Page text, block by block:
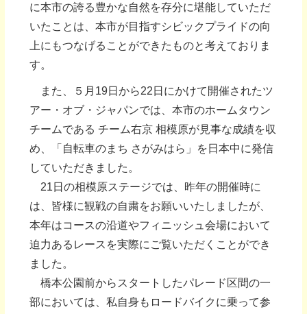
に本市の誇る豊かな自然を存分に堪能していただ
いたことは、本市が目指すシビックプライドの向
上にもつなげることができたものと考えておりま
す。
また、５月19日から22日にかけて開催されたツ
アー・オブ・ジャパンでは、本市のホームタウン
チームである チーム右京 相模原が見事な成績を収
め、「自転車のまち さがみはら」を日本中に発信
していただきました。
21日の相模原ステージでは、昨年の開催時に
は、皆様に観戦の自粛をお願いいたしましたが、
本年はコースの沿道やフィニッシュ会場において
迫力あるレースを実際にご覧いただくことができ
ました。
橋本公園前からスタートしたパレード区間の一
部においては、私自身もロードバイクに乗って参